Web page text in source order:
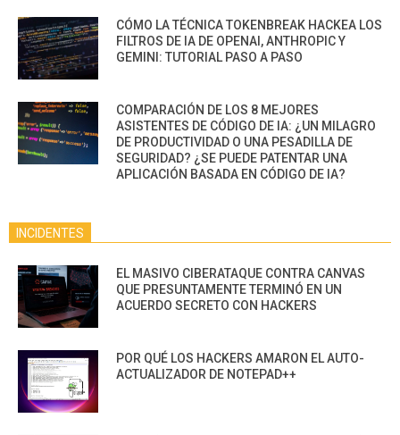
CÓMO LA TÉCNICA TOKENBREAK HACKEA LOS
FILTROS DE IA DE OPENAI, ANTHROPIC Y
GEMINI: TUTORIAL PASO A PASO
COMPARACIÓN DE LOS 8 MEJORES
ASISTENTES DE CÓDIGO DE IA: ¿UN MILAGRO
DE PRODUCTIVIDAD O UNA PESADILLA DE
SEGURIDAD? ¿SE PUEDE PATENTAR UNA
APLICACIÓN BASADA EN CÓDIGO DE IA?
INCIDENTES
EL MASIVO CIBERATAQUE CONTRA CANVAS
QUE PRESUNTAMENTE TERMINÓ EN UN
ACUERDO SECRETO CON HACKERS
POR QUÉ LOS HACKERS AMARON EL AUTO-
ACTUALIZADOR DE NOTEPAD++